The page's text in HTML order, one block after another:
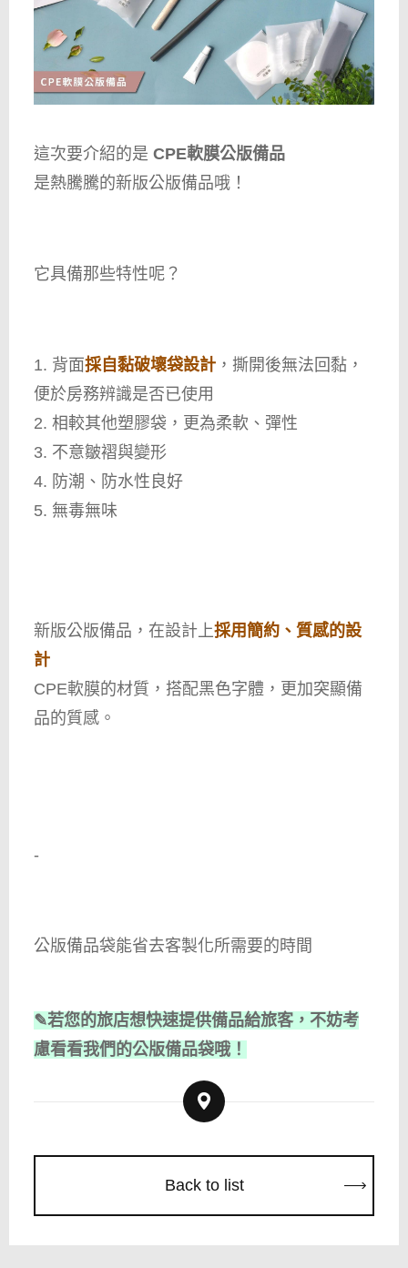
這次要介紹的是 CPE軟膜公版備品
是熱騰騰的新版公版備品哦！
它具備那些特性呢？
1. 背面採自黏破壞袋設計 ，撕開後無法回黏，
便於房務辨識是否已使用
2. 相較其他塑膠袋，更為柔軟、彈性
3. 不意皺褶與變形
4. 防潮、防水性良好
5. 無毒無味
新版公版備品，在設計上採用簡約、質感的設
計
CPE軟膜的材質，搭配黑色字體，更加突顯備
品的質感。
-
公版備品袋能省去客製化所需要的時間
✎若您的旅店想快速提供備品給旅客，不妨考
慮看看我們的公版備品袋哦！
Back to list